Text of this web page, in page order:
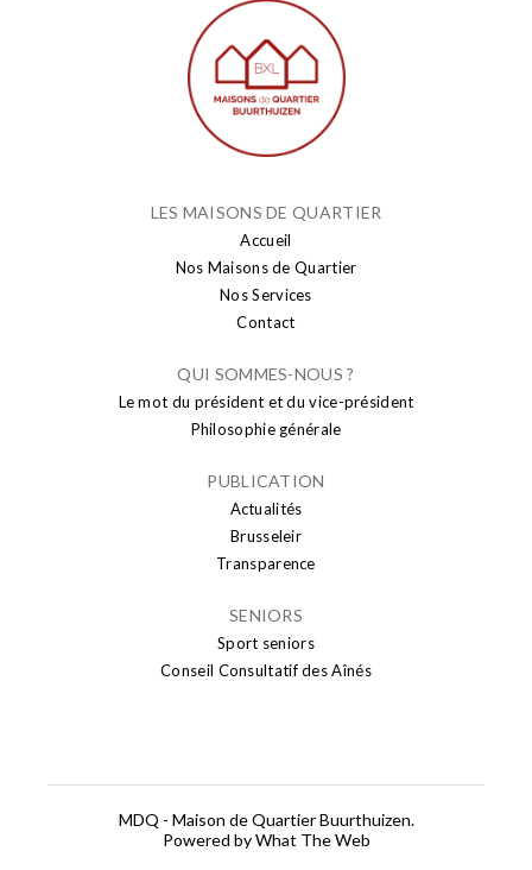
LES MAISONS DE QUARTIER
Accueil
Nos Maisons de Quartier
Nos Services
Contact
QUI SOMMES-NOUS ?
Le mot du président et du vice-président
Philosophie générale
PUBLICATION
Actualités
Brusseleir
Transparence
SENIORS
Sport seniors
Conseil Consultatif des Aînés
MDQ - Maison de Quartier Buurthuizen.
Powered by What The Web